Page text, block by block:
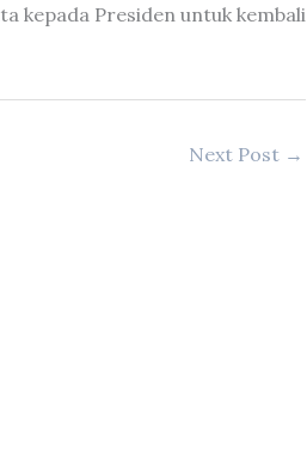
kepada Presiden untuk kembali
Next Post →